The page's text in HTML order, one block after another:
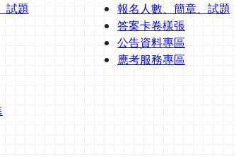
試題
報名人數、簡章、試題
答案卡卷樣張
公告資料專區
應考服務專區